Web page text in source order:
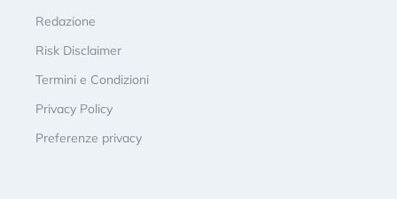
Redazione
Risk Disclaimer
Termini e Condizioni
Privacy Policy
Preferenze privacy